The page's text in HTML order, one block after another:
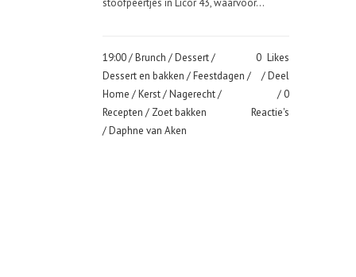
stoofpeertjes in Licor 43, waarvoor...
19:00 /Brunch /Dessert/
Dessert en bakken /Feestdagen /
Home /Kerst/Nagerecht/
Recepten / Zoet bakken
/ Daphne van Aken
0 Likes
Deel
0
Reactie's